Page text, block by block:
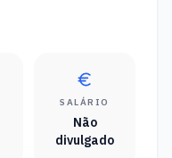
SALÁRIO
Não
divulgado